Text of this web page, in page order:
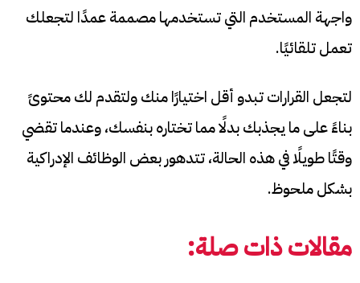
واجهة المستخدم التي تستخدمها مصممة عمدًا لتجعلك
تعمل تلقائيًا.
لتجعل القرارات تبدو أقل اختيارًا منك ولتقدم لك محتوىً
بناءً على ما يجذبك بدلًا مما تختاره بنفسك، وعندما تقضي
وقتًا طويلًا في هذه الحالة، تتدهور بعض الوظائف الإدراكية
بشكل ملحوظ.
مقالات ذات صلة: